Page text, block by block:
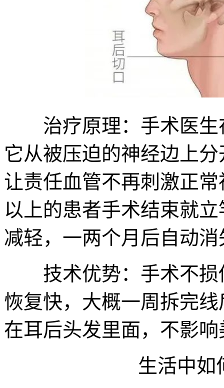
治疗原理：手术医生
它从被压迫的神经边上
让责任血管不再刺激正
以上的患者手术结束就
减轻，一两个月后自动消
技术优势：手术不损
恢复快，大概一周拆完
在耳后头发里面，不影
生活中如